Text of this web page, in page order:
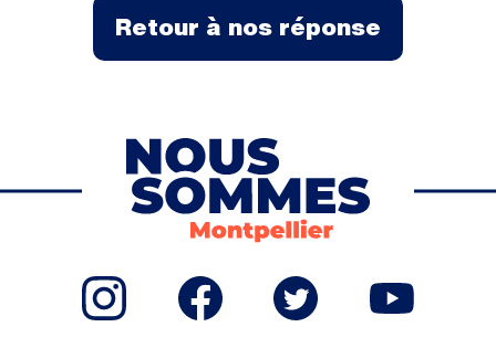
Retour à nos réponse